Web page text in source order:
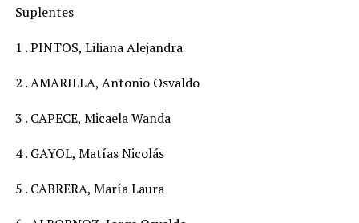
Suplentes
1 . PINTOS, Liliana Alejandra
2 . AMARILLA, Antonio Osvaldo
3 . CAPECE, Micaela Wanda
4 . GAYOL, Matías Nicolás
5 . CABRERA, María Laura